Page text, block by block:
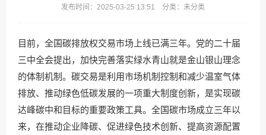
发布时间：2025-03-25 13:51 分类：未分类
目前，全国碳排放权交易市场上线已满三年。党的二十届
三中全会提出，加快完善落实绿水青山就是金山银山理念
的体制机制。碳交易是利用市场机制控制和减少温室气体
排放、推动绿色低碳发展的一项重大制度创新，是实现碳
达峰碳中和目标的重要政策工具。全国碳市场成立三年以
来，在推动企业降碳、促进绿色技术创新、提高资源配置